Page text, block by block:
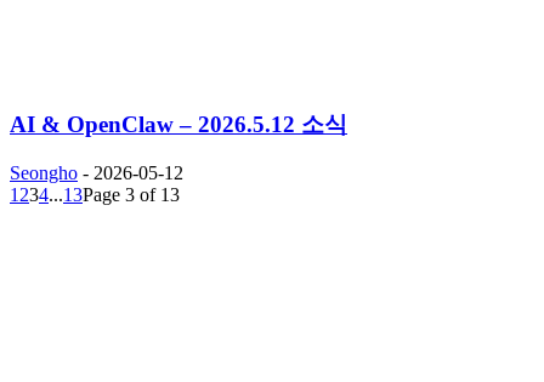
AI & OpenClaw – 2026.5.12 소식
Seongho - 2026-05-12
1 234...13Page 3 of 13